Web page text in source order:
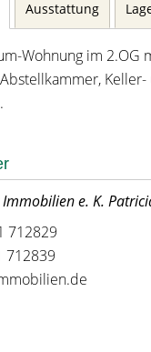
Ausstattung
Wohnung im 2.OG
Keller-
e. K.
712829
712839